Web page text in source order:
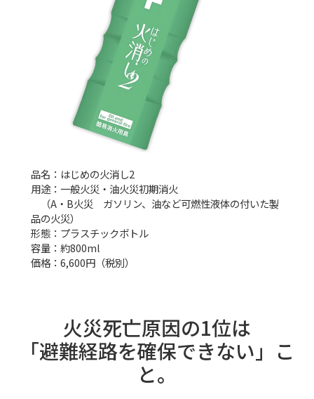
品名：はじめの火消し2
用途：一般火災・油火災初期消火
（A・B火災 ガソリン、油など可燃性液体の付いた製
品の火災）
形態：プラスチックボトル
容量：約800ml
価格：6,600円（税別）
火災死亡原因の1位は
「避難経路を確保できない」こ
と。